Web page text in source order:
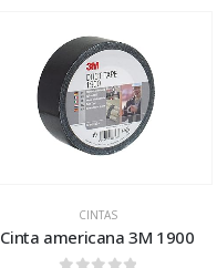
CINTAS
Cinta americana 3M 1900